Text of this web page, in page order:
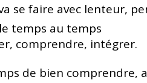
se faire avec lenteur,
temps au temps
comprendre, intégrer.
de bien comprendre,